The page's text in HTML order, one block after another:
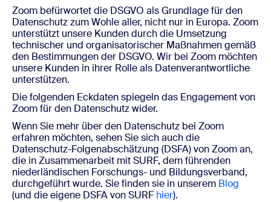
Zoom befürwortet die DSGVO als Grundlage für den
Datenschutz zum Wohle aller, nicht nur in Europa. Zoom
unterstützt unsere Kunden durch die Umsetzung
technischer und organisatorischer Maßnahmen gemäß
den Bestimmungen der DSGVO. Wir bei Zoom möchten
unsere Kunden in ihrer Rolle als Datenverantwortliche
unterstützen.
Die folgenden Eckdaten spiegeln das Engagement von
Zoom für den Datenschutz wider.
Wenn Sie mehr über den Datenschutz bei Zoom
erfahren möchten, sehen Sie sich auch die
Datenschutz-Folgenabschätzung (DSFA) von Zoom an,
die in Zusammenarbeit mit SURF, dem führenden
niederländischen Forschungs- und Bildungsverband,
durchgeführt wurde. Sie finden sie in unserem Blog
(und die eigene DSFA von SURF hier).